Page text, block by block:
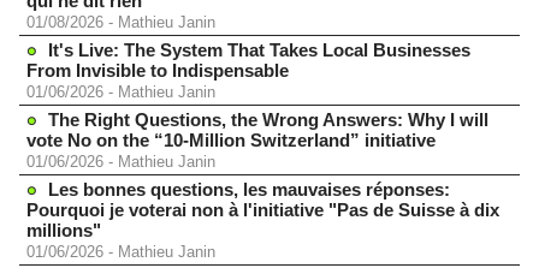
01/08/2026 - Mathieu Janin
It's Live: The System That Takes Local Businesses
From Invisible to Indispensable
01/06/2026 - Mathieu Janin
The Right Questions, the Wrong Answers: Why I will
vote No on the “10-Million Switzerland” initiative
01/06/2026 - Mathieu Janin
Les bonnes questions, les mauvaises réponses:
Pourquoi je voterai non à l'initiative "Pas de Suisse à dix
millions"
01/06/2026 - Mathieu Janin